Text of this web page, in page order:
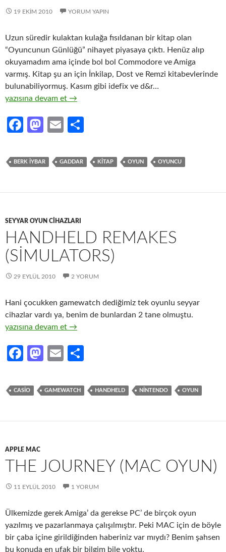
19 EKIM 2010 YORUM YAPIN
Uzun süredir kulaktan kulağa fısıldanan bir kitap olan
“Oyuncunun Günlüğü” nihayet piyasaya çıktı. Henüz alıp
okuyamadım ama içinde bol bol Commodore ve Amiga
varmış. Kitap şu an için İnkilap, Dost ve Remzi kitabevlerinde
bulunabiliyormuş. Kasım gibi idefix ve d&r…
Oyuncunun Günlüğü (Kitap)
yazısına devam et →
Fa
b
o
M
to
o
E
ail ar
BERK IYBAR GADDAR KITAP OYUN OYUNCU
SEYYAR OYUN CIHAZLARI
HANDHELD REMAKES
(SIMULATORS)
29 EYLÜL 2010 2 YORUM
Hani çocukken gamewatch dediğimiz tek oyunlu seyyar
cihazlar vardı ya, benim de bunlardan 2 tane olmuştu.
Handheld Remakes (Simulators)
yazısına devam et →
Fa
b
o
M
to
o
E
ail ar
CASIO GAMEWATCH HANDHELD NINTENDO OYUN
APPLE MAC
THE JOURNEY (MAC OYUN)
11 EYLÜL 2010 1 YORUM
Ülkemizde gerek Amiga’ da gerekse PC’ de birçok oyun
yazılmış ve pazarlanmaya çalışılmıştır. Peki MAC için de böyle
bir çaba içine girildiğinden haberiniz var mıydı? Benim şahsen
bu konuda en ufak bir bilgim bile yoktu.